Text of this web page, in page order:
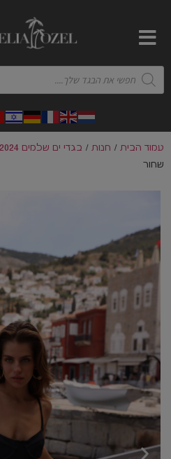
עמוד הבית / חנות / בגדי ים שלמים 2024
שחור